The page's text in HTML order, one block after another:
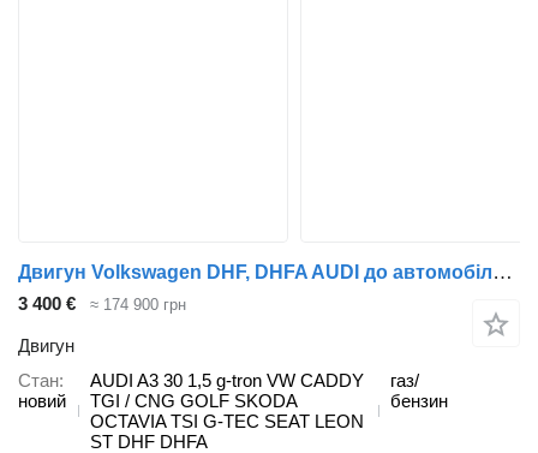
Двигун Volkswagen DHF, DHFA AUDI до автомобіля Volkswagen AUDI A3 30 1,5 g-tron VW CADDY 1,5 TGI / CNG VW GOLF 1,5 TGI SKODA OCTAVIA 1,5 TSI G-TEC / CNG SEAT LEON / ST 1,5 TGI / CNG
3 400 € ≈ 174 900 грн
Двигун
Стан
новий
AUDI A3 30 1,5 g-tron VW CADDY
TGI / CNG GOLF SKODA
OCTAVIA TSI G-TEC SEAT LEON
ST DHF DHFA
газ/
бензин